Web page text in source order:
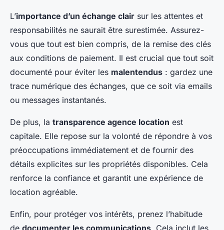
L’importance d’un échange clair sur les attentes et
responsabilités ne saurait être surestimée. Assurez-
vous que tout est bien compris, de la remise des clés
aux conditions de paiement. Il est crucial que tout soit
documenté pour éviter les malentendus : gardez une
trace numérique des échanges, que ce soit via emails
ou messages instantanés.
De plus, la transparence agence location est
capitale. Elle repose sur la volonté de répondre à vos
préoccupations immédiatement et de fournir des
détails explicites sur les propriétés disponibles. Cela
renforce la confiance et garantit une expérience de
location agréable.
Enfin, pour protéger vos intérêts, prenez l’habitude